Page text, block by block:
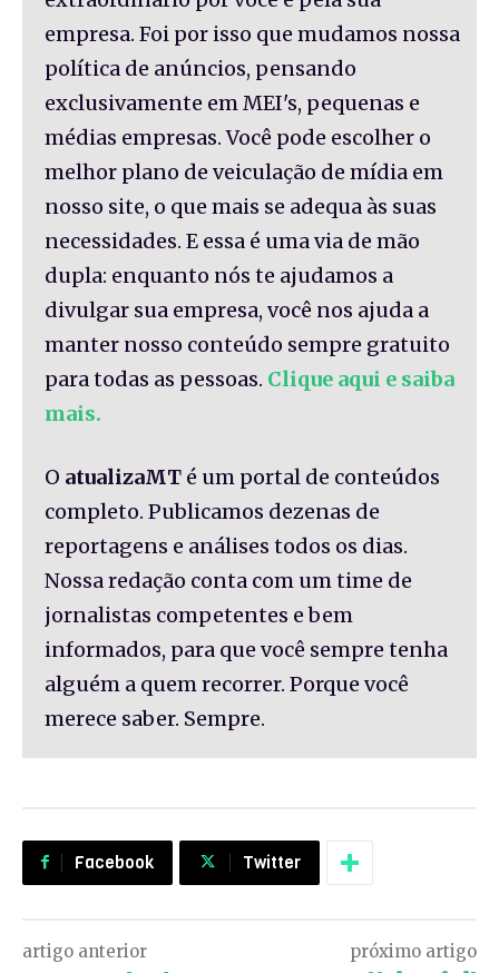
empresa. Foi por isso que mudamos nossa
política de anúncios, pensando
exclusivamente em MEI's, pequenas e
médias empresas. Você pode escolher o
melhor plano de veiculação de mídia em
nosso site, o que mais se adequa às suas
necessidades. E essa é uma via de mão
dupla: enquanto nós te ajudamos a
divulgar sua empresa, você nos ajuda a
manter nosso conteúdo sempre gratuito
para todas as pessoas. Clique aqui e saiba
mais.
O atualizaMT é um portal de conteúdos
completo. Publicamos dezenas de
reportagens e análises todos os dias.
Nossa redação conta com um time de
jornalistas competentes e bem
informados, para que você sempre tenha
alguém a quem recorrer. Porque você
merece saber. Sempre.
Facebook Twitter
artigo anterior próximo artigo